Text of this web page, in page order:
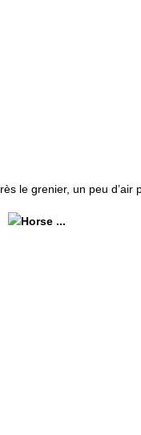
le grenier, un peu d’air